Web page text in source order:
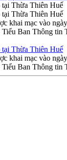
Thừa Thiên Huế
Thừa Thiên Huế
khai mạc vào
Ban Thông
Thừa Thiên Huế
khai mạc vào
Ban Thông